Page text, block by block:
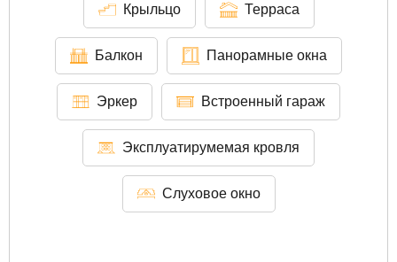
Крыльцо Терраса
Балкон Панорамные окна
Эркер Встроенный гараж
Эксплуатирумемая кровля
Слуховое окно